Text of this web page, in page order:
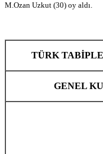
M.Ozan Uzkut (30) oy aldı.
TÜRK
GENEL